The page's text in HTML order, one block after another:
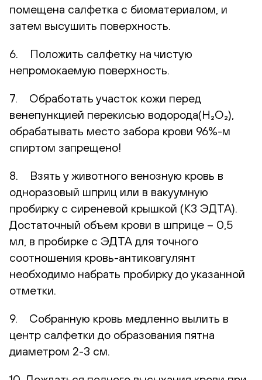
помещена салфетка с биоматериалом, и
затем высушить поверхность.
6. Положить салфетку на чистую
непромокаемую поверхность.
7. Обработать участок кожи перед
венепункцией перекисью водорода(H₂O₂),
обрабатывать место забора крови 96%-м
спиртом запрещено!
8. Взять у животного венозную кровь в
одноразовый шприц или в вакуумную
пробирку с сиреневой крышкой (К3 ЭДТА).
Достаточный объем крови в шприце – 0,5
мл, в пробирке с ЭДТА для точного
соотношения кровь-антикоагулянт
необходимо набрать пробирку до указанной
отметки.
9. Собранную кровь медленно вылить в
центр салфетки до образования пятна
диаметром 2-3 см.